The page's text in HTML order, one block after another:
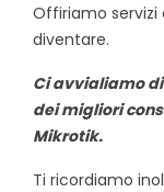
Offiriamo servizi
diventare.
Ci avvialiamo
dei migliori
Mikrotik.
Ti ricordiamo